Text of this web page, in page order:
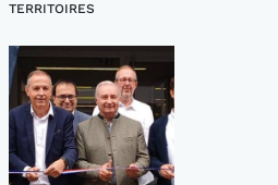
TERRITOIRES